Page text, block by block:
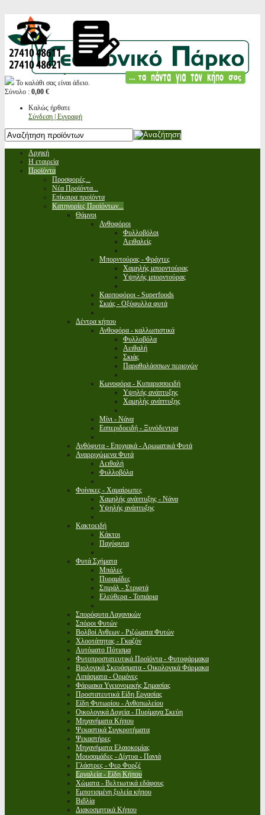
Το καλάθι σας είναι άδειο.
Σύνολο : 0,00 €
Καλώς ήρθατε
Σύνδεση | Εγγραφή
Αρχική
Η εταιρεία
Προϊόντα
Προσφορές...
Νέα Προϊόντα...
Επίκαιρα προϊόντα
Κατηγορίες Προϊόντων...
Θάμνοι
Ανθοφόροι
Φυλλοβόλοι
Αειθαλείς
Μπορντούρας - Φράχτες
Χαμηλής μπορντούρας
Υψηλής μπορντούρας
Καρποφόροι - Superfoods
Σκιάς - Οξύφυλλα φυτά
Δέντρα κήπου
Ανθοφόρα - καλλωπιστικά
Φυλλοβόλα
Αειθαλή
Σκιάς
Παραθαλάσσιων περιοχών
Κωνοφόρα - Κυπαρισσοειδή
Υψηλής ανάπτυξης
Χαμηλής ανάπτυξης
Μίνι - Νάνα
Εσπεριδοειδή - Ξυνόδεντρα
Ανθόφυτα - Εποχιακά - Αρωματικά Φυτά
Αναρριχώμενα Φυτά
Αειθαλή
Φυλλοβόλα
Φοίνικες - Χαμαίρωπες
Χαμηλής ανάπτυξης - Νάνα
Υψηλής ανάπτυξης
Κακτοειδή
Κάκτοι
Παχύφυτα
Φυτά Σχήματα
Μπάλες
Πυραμίδες
Σπιράλ - Στριφτά
Ελεύθερα - Τοπιάρια
Σπορόφυτα Λαχανικών
Σπόροι Φυτών
Βολβοί Ανθεων - Ριζώματα Φυτών
Χλοοτάπητας - Γκαζόν
Αυτόματο Πότισμα
Φυτοπροστατευτικά Προϊόντα - Φυτοφάρμακα
Βιολογικά Σκευάσματα - Οικολογικά Φάρμακα
Λιπάσματα - Ορμόνες
Φάρμακα Υγειονομικής Σημασίας
Προστατευτικά Είδη Εργασίας
Είδη Φυτωρίου - Ανθοπωλείου
Οικολογικά Δοχεία - Πυρίμαχα Σκεύη
Μηχανήματα Κήπου
Ψεκαστικά Συγκροτήματα
Ψεκαστήρες
Μηχανήματα Ελαιοκομίας
Μουσαμάδες - Δίχτυα - Πανιά
Γλάστρες - Φερ Φορζέ
Εργαλεία - Είδη Κήπου
Χώματα - Βελτιωτικά εδάφους
Εμποτισμένη ξυλεία κήπου
Βιβλία
Διακοσμητικά Κήπου